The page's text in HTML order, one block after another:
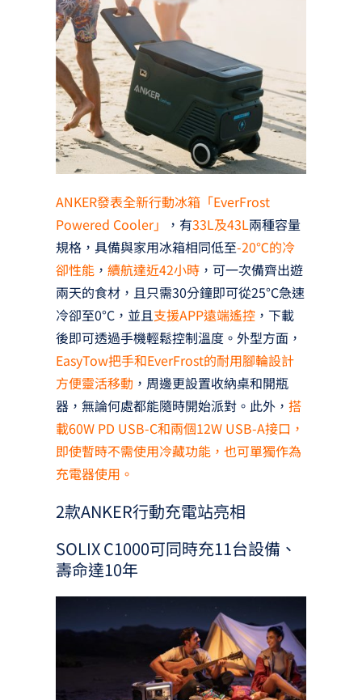
ANKER發表全新行動冰箱「EverFrost
Powered Cooler」
，有33L及43L兩種容量
規格，具備與家用冰箱相同低至-20℃的冷
卻性能， 續航達近42小時，可一次備齊出遊
兩天的食材，且只需30分鐘即可從25°C急速
冷卻至0°C，並且支援APP遠端遙控，下載
後即可透過手機輕鬆控制溫度。外型方面，
EasyTow把手和EverFrost的耐用腳輪設計
方便靈活移動 ，周邊更設置收納桌和開瓶
器，無論何處都能隨時開始派對。此外， 搭
載60W PD USB-C和兩個12W USB-A接口，
即使暫時不需使用冷藏功能，也可單獨作為
充電器使用。
2款ANKER行動充電站亮相
SOLIX C1000可同時充11台設備、
壽命達10年